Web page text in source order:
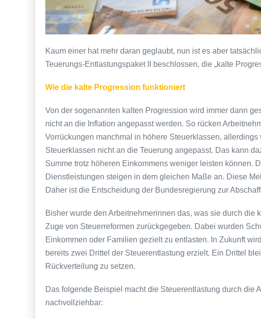
Kaum einer hat mehr daran geglaubt, nun ist es aber
Teuerungs-Entlastungspaket II beschlossen, die „kalte
Wie die kalte Progression funktioniert
Von der sogenannten kalten Progression wird immer dann
nicht an die Inflation angepasst werden. So rücken
Vorrückungen manchmal in höhere Steuerklassen,
Steuerklassen nicht an die Teuerung angepasst. Das kann
Summe trotz höheren Einkommens weniger leisten können.
Dienstleistungen steigen in dem gleichen Maße an. Diese
Daher ist die Entscheidung der Bundesregierung zur
Bisher wurde den Arbeitnehmerinnen das, was sie durch die
Zuge von Steuerreformen zurückgegeben. Dabei wurden
Einkommen oder Familien gezielt zu entlasten. In Zukunft
bereits zwei Drittel der Steuerentlastung erzielt. Ein Drittel
Rückverteilung zu setzen.
Das folgende Beispiel macht die Steuerentlastung durch die
nachvollziehbar: